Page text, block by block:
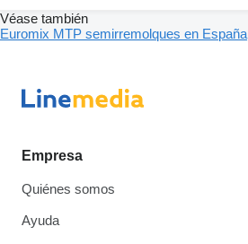
Véase también
Euromix MTP semirremolques en España
Empresa
Quiénes somos
Ayuda